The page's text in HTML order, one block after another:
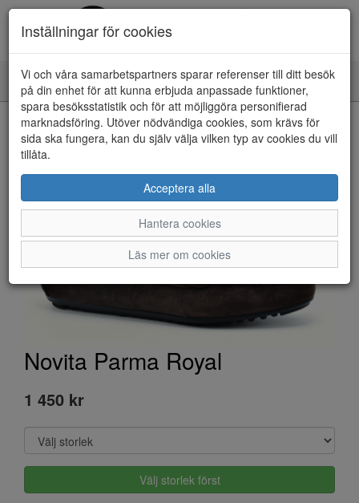
Toggle
navigation
HEM
Novita Parma Royal
1 450 kr
Välj storlek först
Inställningar för cookies
Vi och våra samarbetspartners sparar referenser till ditt besök
på din enhet för att kunna erbjuda anpassade funktioner,
spara besöksstatistik och för att möjliggöra personifierad
marknadsföring. Utöver nödvändiga cookies, som krävs för
sida ska fungera, kan du själv välja vilken typ av cookies du vill
tillåta.
Acceptera alla
Hantera cookies
Läs mer om cookies